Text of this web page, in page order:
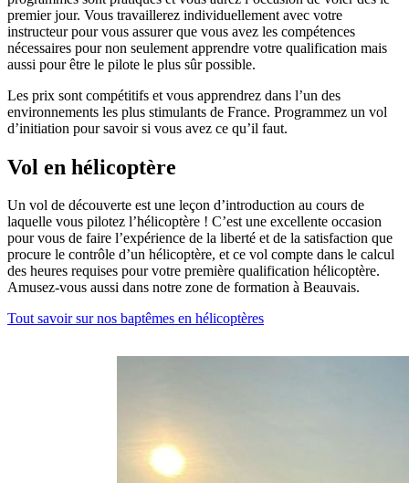
premier jour. Vous travaillerez individuellement avec votre
instructeur pour vous assurer que vous avez les compétences
nécessaires pour non seulement apprendre votre qualification mais
aussi pour être le pilote le plus sûr possible.
Les prix sont compétitifs et vous apprendrez dans l’un des
environnements les plus stimulants de France. Programmez un vol
d’initiation pour savoir si vous avez ce qu’il faut.
Vol en hélicoptère
Un vol de découverte est une leçon d’introduction au cours de
laquelle vous pilotez l’hélicoptère ! C’est une excellente occasion
pour vous de faire l’expérience de la liberté et de la satisfaction que
procure le contrôle d’un hélicoptère, et ce vol compte dans le calcul
des heures requises pour votre première qualification hélicoptère.
Amusez-vous aussi dans notre zone de formation à Beauvais.
Tout savoir sur nos baptêmes en hélicoptères